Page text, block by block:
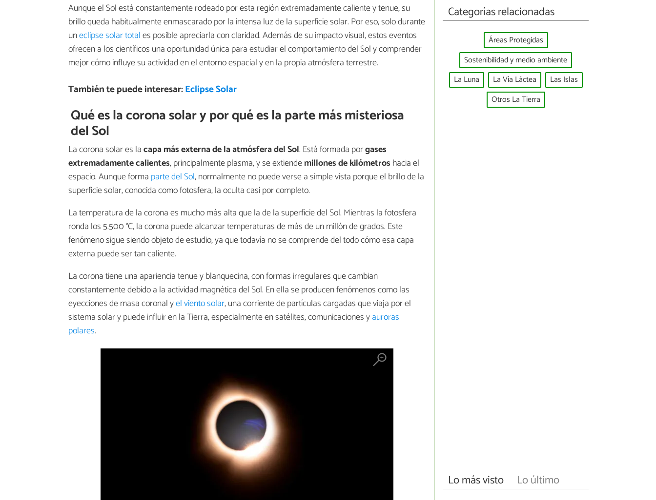
Aunque el Sol está constantemente rodeado por esta región extremadamente caliente y tenue, su
brillo queda habitualmente enmascarado por la intensa luz de la superficie solar. Por eso, solo durante
uneclipse solar totales posible apreciarla con claridad. Además de su impacto visual, estos eventos
ofrecen a los científicos una oportunidad única para estudiar el comportamiento del Sol y comprender
mejor cómo influye su actividad en el entorno espacial y en la propia atmósfera terrestre.
También te puede interesar:Eclipse Solar
Qué es la corona solar y por qué es la parte más misteriosa
del Sol
La corona solar es lacapa más externa de la atmósfera del Sol. Está formada porgases
extremadamente calientes, principalmente plasma, y se extiendemillones de kilómetros hacia el
espacio. Aunque forma parte del Sol, normalmente no puede verse a simple vista porque el brillo de la
superficie solar, conocida como fotosfera, la oculta casi por completo.
La temperatura de la corona es mucho más alta que la de la superficie del Sol. Mientras la fotosfera
ronda los 5.500 °C, la corona puede alcanzar temperaturas de más de un millón de grados. Este
fenómeno sigue siendo objeto de estudio, ya que todavía no se comprende del todo cómo esa capa
externa puede ser tan caliente.
La corona tiene una apariencia tenue y blanquecina, con formas irregulares que cambian
constantemente debido a la actividad magnética del Sol. En ella se producen fenómenos como las
eyecciones de masa coronal yel viento solar, una corriente de partículas cargadas que viaja por el
sistema solar y puede influir en la Tierra, especialmente en satélites, comunicaciones yauroras
polares.
Categorías relacionadas
Áreas Protegidas
Sostenibilidad y medio ambiente
La Luna
La Vía Láctea
Las Islas
Otros La Tierra
Lo más visto Lo último